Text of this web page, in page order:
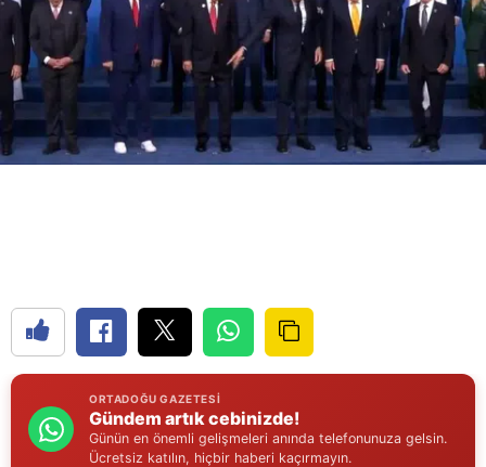
Burdur
Bursa
Çanakkale
Diyarbakır
Elazığ
Erzincan
ORTADOĞU GAZETESI
Gündem artık cebinizde!
Günün en önemli gelişmeleri anında telefonunuza gelsin.
Ücretsiz katılın, hiçbir haberi kaçırmayın.